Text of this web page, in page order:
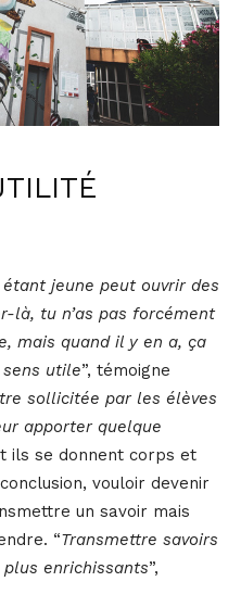
jeune peut ouvrir des
là, tu n’as pas forcément
mais quand il y en a, ça
utile”, témoigne
sollicitée par les élèves
apporter quelque
ils se donnent corps et
vouloir devenir
un savoir mais
“Transmettre savoirs
plus enrichissants”,